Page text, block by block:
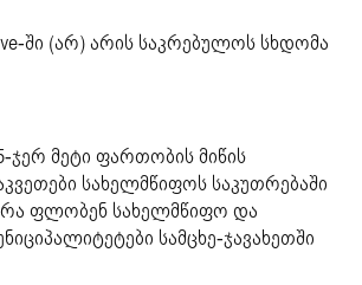
ში (არ) არის საკრებულოს სხდომა
ჯერ მეტი ფართობის მიწის
სახელმწიფოს საკუთრებაში
ფლობენ სახელმწიფო და
სამცხე-ჯავახეთში